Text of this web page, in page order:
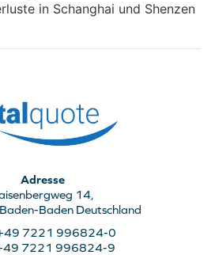
in Schanghai und Shenzen
Adresse
14,
Baden Deutschland
7221 996824-0
7221 996824-9